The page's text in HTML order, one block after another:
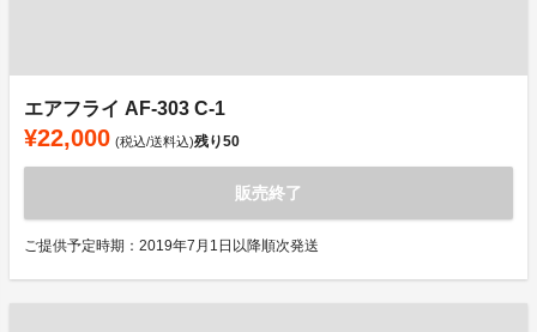
エアフライ AF-303 C-1
¥22,000 (税込/送料込)残り50
販売終了
ご提供予定時期：2019年7月1日以降順次発送